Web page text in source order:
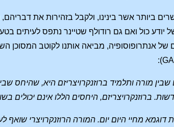
ביותר אשר בינינו, ולקבל בזהירות את דבריהם,
יודע כול ואם גם רודולף שטיינר נתפס לעיתים
של אנתרופוסופיה, מביאה אותנו לקוטב המסוכן
מורה ותלמיד ברוזנקרויצריזם היא, שהיחס
ברוזנקרויצריזם, היחסים הללו אינם יכולים
מחיי היום יום. המורה הרוזנקרויצרי